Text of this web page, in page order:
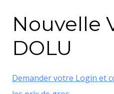
Nouvelle
DOLU
Demander votre Login et